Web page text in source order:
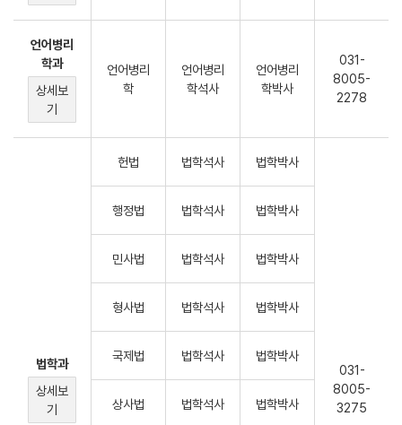
언어병리
학과
상세보
기
언어병리
학
언어병리
학석사
언어병리
학박사
031-
8005-
2278
법학과
상세보
기
헌법 법학석사 법학박사
031-
8005-
3275
행정법 법학석사 법학박사
민사법 법학석사 법학박사
형사법 법학석사 법학박사
국제법 법학석사 법학박사
상사법 법학석사 법학박사